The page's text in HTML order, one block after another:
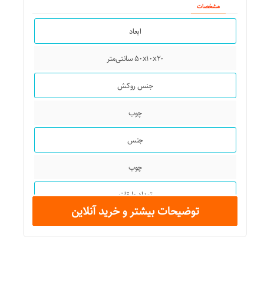
ویژگی طبقه دیواری
دارای روکش
امکانات طبقه دیواری
مشخصات
ابعاد
۵۰x۱۰x۲۰ سانتی‌متر
جنس روکش
چوب
جنس
چوب
تعداد طبقات
توضیحات بیشتر و خرید آنلاین